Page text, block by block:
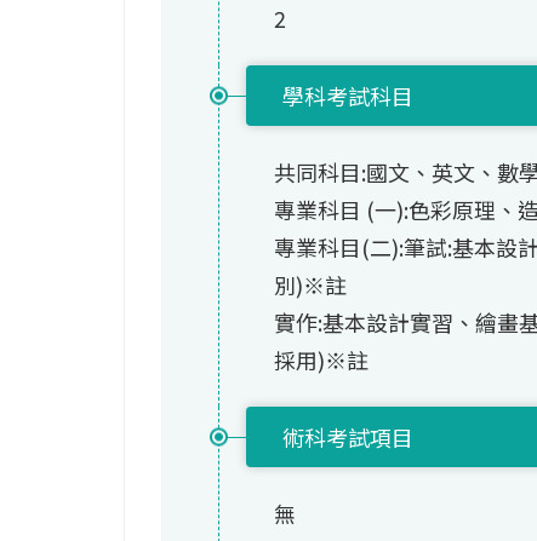
2
學科考試科目
共同科目:國文、英文、數
專業科目 (一):色彩原理、
專業科目(二):筆試:基本設
別)※註
實作:基本設計實習、繪畫
採用)※註
術科考試項目
無